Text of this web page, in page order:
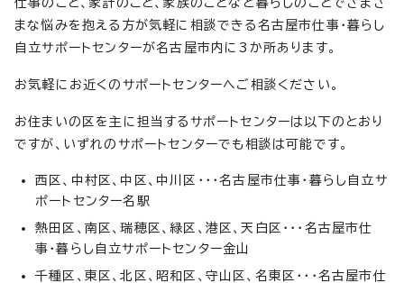
仕事のこと、家計のこと、家族のことなど暮らしのことでさまざ
まな悩みを抱える方が気軽に相談できる名古屋市仕事・暮らし
自立サポートセンターが名古屋市内に3か所あります。
お気軽にお近くのサポートセンターへご相談ください。
お住まいの区を主に担当するサポートセンターは以下のとおり
ですが、いずれのサポートセンターでも相談は可能です。
西区、中村区、中区、中川区・・・名古屋市仕事・暮らし自立サ
ポートセンター名駅
熱田区、南区、瑞穂区、緑区、港区、天白区・・・名古屋市仕
事・暮らし自立サポートセンター金山
千種区、東区、北区、昭和区、守山区、名東区・・・名古屋市仕